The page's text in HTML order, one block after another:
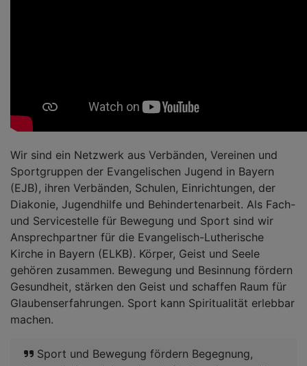
Wir sind ein Netzwerk aus Verbänden, Vereinen und
Sportgruppen der Evangelischen Jugend in Bayern
(EJB), ihren Verbänden, Schulen, Einrichtungen, der
Diakonie, Jugendhilfe und Behindertenarbeit. Als Fach-
und Servicestelle für Bewegung und Sport sind wir
Ansprechpartner für die Evangelisch-Lutherische
Kirche in Bayern (ELKB). Körper, Geist und Seele
gehören zusammen. Bewegung und Besinnung fördern
Gesundheit, stärken den Geist und schaffen Raum für
Glaubenserfahrungen. Sport kann Spiritualität erlebbar
machen.
Sport und Bewegung fördern Begegnung,